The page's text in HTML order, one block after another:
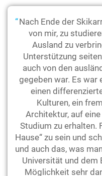
Nach Ende der
von mir, zu
Ausland zu
Unterstützung
auch von den
gegeben war. Es war
einen
Kulturen, ein
Architektur, auf
Studium zu erhalten.
Hause“ zu sein und
und auch das, was
Universität und dem
Möglichkeit sehr